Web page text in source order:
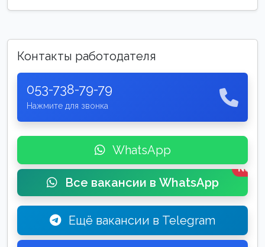
Контакты работодателя
053-738-79-79
Нажмите для звонка
WhatsApp
Все вакансии в WhatsApp
New
Ещё вакансии в Telegram